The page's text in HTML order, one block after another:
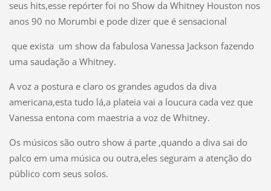
seus hits,esse repórter foi no Show da Whitney Houston nos
anos 90 no Morumbi e pode dizer que é sensacional
que exista um show da fabulosa Vanessa Jackson fazendo
uma saudação a Whitney.
A voz a postura e claro os grandes agudos da diva
americana,esta tudo lá,a plateia vai a loucura cada vez que
Vanessa entona com maestria a voz de Whitney.
Os músicos são outro show á parte ,quando a diva sai do
palco em uma música ou outra,eles seguram a atenção do
público com seus solos.